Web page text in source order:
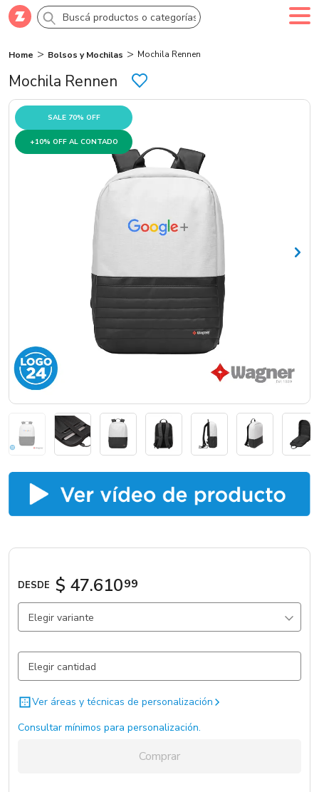
Comprar Creá tu cuenta
Categorías
SALE 70% OFF
Catálogos
Sé partner
Mochila Rennen
Home Bolsos y Mochilas Mochila Rennen
SALE 70% OFF
+10% OFF AL CONTADO
DESDE $ 47.61099
Elegir variante
Beige / Kaki / Negro / . 1000 un.
Ver áreas y técnicas de personalización
Consultar mínimos para personalización.
Comprar